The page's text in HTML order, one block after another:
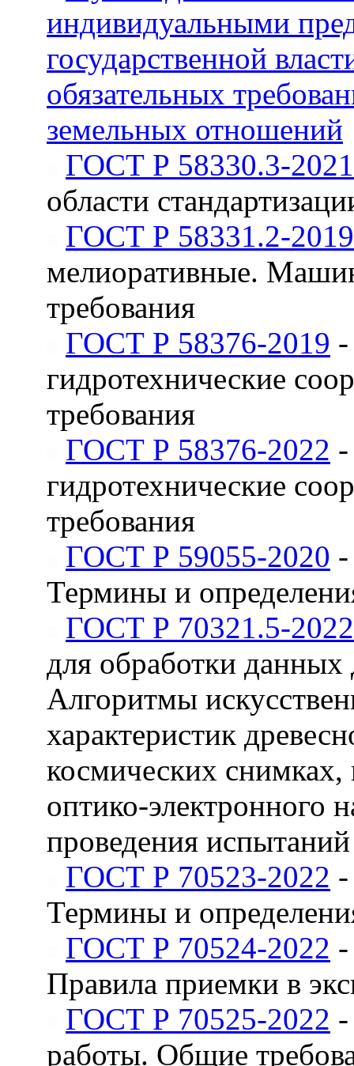
индивидуальными
государственной
обязательных
земельных отношений
ГОСТ Р 58330.3-2021
области
ГОСТ Р 58331.2-2019
мелиоративные.
требования
ГОСТ Р 58376-2019
гидротехнические
требования
ГОСТ Р 58376-2022
гидротехнические
требования
ГОСТ Р 59055-2020
Термины и
ГОСТ Р 70321.5-2022
для обработки
Алгоритмы
характеристик
космических снимках,
оптико-электронного
проведения испытаний
ГОСТ Р 70523-2022
Термины и
ГОСТ Р 70524-2022
Правила приемки в
ГОСТ Р 70525-2022
работы. Общие